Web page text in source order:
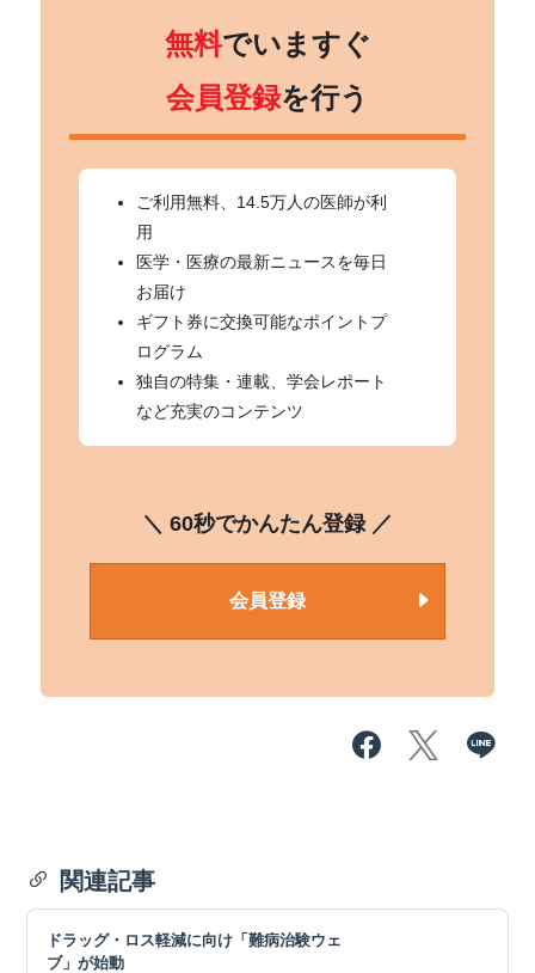
無料でいますぐ
会員登録を行う
ご利用無料、14.5万人の医師が利
用
医学・医療の最新ニュースを毎日
お届け
ギフト券に交換可能なポイントプ
ログラム
独自の特集・連載、学会レポート
など充実のコンテンツ
＼ 60秒でかんたん登録 ／
会員登録
関連記事
ドラッグ・ロス軽減に向け「難病治験ウェ
ブ」が始動